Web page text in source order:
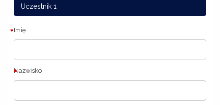
Uczestnik 1
Imię
Nazwisko